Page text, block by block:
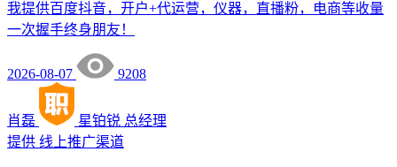
我提供百度抖音，开户+代运营，仪器，直播粉，电商等收量
一次握手终身朋友！
2026-08-07 9208
肖磊 星铂锐 总经理
提供 线上推广渠道